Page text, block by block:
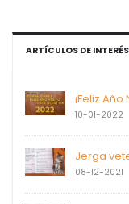
ARTÍCULOS DE INTERÉS
¡Feliz
10-01-2022
Jerga
08-12-2021